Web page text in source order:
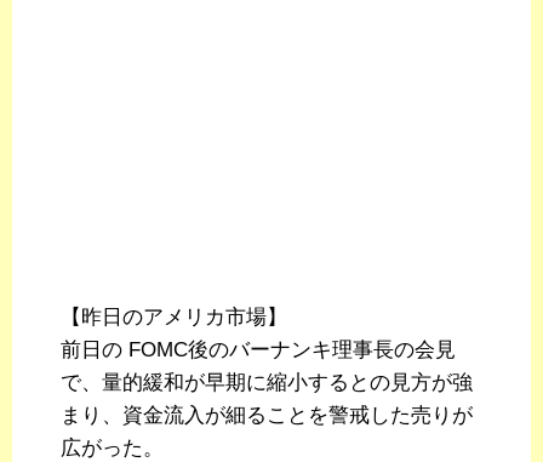
【昨日のアメリカ市場】
前日の FOMC後のバーナンキ理事長の会見
で、量的緩和が早期に縮小するとの見方が強
まり、資金流入が細ることを警戒した売りが
広がった。